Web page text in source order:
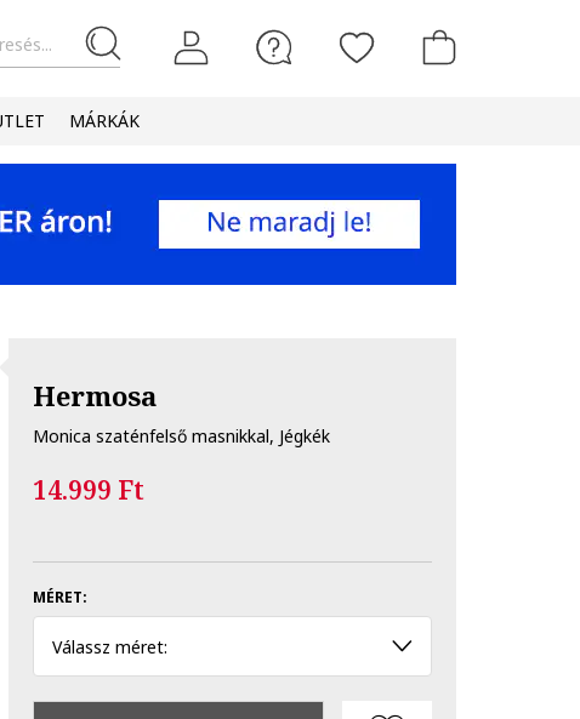
MÁRKÁK
Hermosa
Monica szaténfelső masnikkal, Jégkék
14.999 Ft
MÉRET:
Válassz méret: